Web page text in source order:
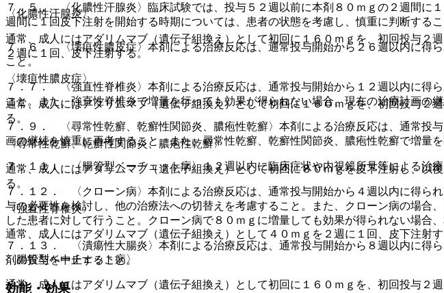
７．５． 〈化膿性汗腺炎〉臨床試験では、投与５２週以前に本剤８０ｍｇの２週間に
週間に１回皮下注射を開始する時期については、患者の状態を考慮し、慎重に判断するこ
７．６． 〈壊疽性膿皮症〉本剤による治療反応は、通常投与開始から２６週以内に得
こと。
７．７． 〈強直性脊椎炎〉本剤による治療反応は、通常投与開始から１２週以内に得
こと。また、強直性脊椎炎で増量を行っても効果が得られない場合、現在の治療計画の
７．９． 〈尋常性乾癬、乾癬性関節炎、膿疱性乾癬〉本剤による治療反応は、通常投
画の継続を慎重に再考すること。また、尋常性乾癬、乾癬性関節炎、膿疱性乾癬で増量
７．１１． 〈腸管型ベーチェット病〉１２週以内に臨床症状や内視鏡所見等による治
７．１２． 〈クローン病〉本剤による治療反応は、通常投与開始から４週以内に得ら
与の必要性を検討し、他の治療法への切替えを考慮すること。また、クローン病の場
した患者に対して行うこと。クローン病で８０ｍｇに増量しても効果が得られない場合
７．１３． 〈潰瘍性大腸炎〉本剤による治療反応は、通常投与開始から８週以内に得
剤の投与を中止すること。
効能・効果
〈化膿性汗腺炎〉
通常、成人にはアダリムマブ（遺伝子組換え）として初回に１６０ｍｇを、初回投与
２週に１回、皮下注射する。
〈壊疽性膿皮症〉
通常、成人にはアダリムマブ（遺伝子組換え）として初回に１６０ｍｇを、初回投与
る。
〈尋常性乾癬、乾癬性関節炎、膿疱性乾癬〉
通常、成人にはアダリムマブ（遺伝子組換え）として初回に８０ｍｇを皮下注射し、以
る。
〈強直性脊椎炎〉
通常、成人にはアダリムマブ（遺伝子組換え）として４０ｍｇを２週に１回、皮下注射
〈腸管型ベーチェット病〉
通常、成人にはアダリムマブ（遺伝子組換え）として初回に１６０ｍｇを、初回投与